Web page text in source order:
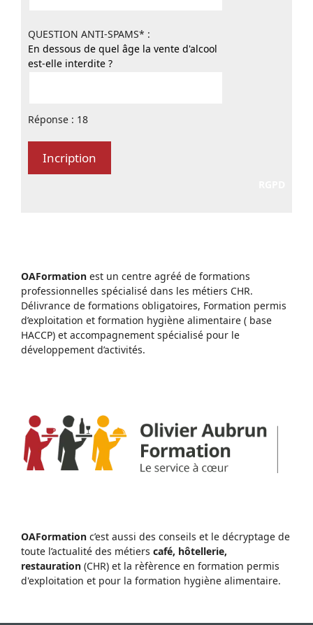
QUESTION ANTI-SPAMS* :
En dessous de quel âge la vente d'alcool
est-elle interdite ?
Réponse : 18
OAFormation est un centre agréé de formations
professionnelles spécialisé dans les métiers CHR.
Délivrance de formations obligatoires, Formation permis
d’exploitation et formation hygiène alimentaire ( base
HACCP) et accompagnement spécialisé pour le
développement d’activités.
OAFormation c’est aussi des conseils et le décryptage de
toute l’actualité des métiers café, hôtellerie,
restauration (CHR) et la rèfèrence en formation permis
d'exploitation et pour la formation hygiène alimentaire.